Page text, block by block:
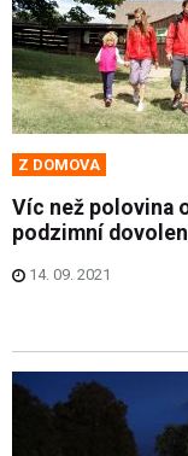
Z DOMOVA
Víc než polovina
podzimní
14. 09. 2021